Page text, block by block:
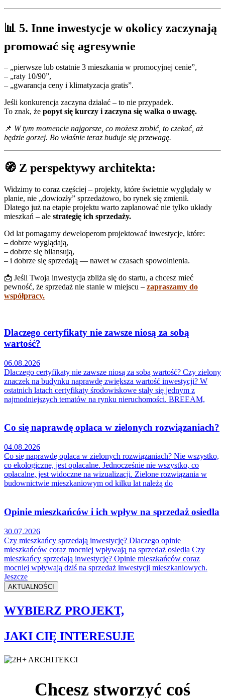
📊 5. Inne inwestycje w okolicy zaczynają
promować się agresywnie
– „pierwsze lub ostatnie 3 mieszkania w promocyjnej cenie”,
– „raty 10/90”,
– „gwarancja ceny i klimatyzacja gratis”.
Jeśli konkurencja zaczyna działać – to nie przypadek.
To znak, że popyt się kurczy i zaczyna się walka o uwagę.
📌 W tym momencie najgorsze, co możesz zrobić, to czekać, aż
będzie gorzej. Bo właśnie teraz buduje się przewagę.
🧭 Z perspektywy architekta:
Widzimy to coraz częściej – projekty, które świetnie wyglądały w
planie, nie „dowiozły” sprzedażowo, bo rynek się zmienił.
Dlatego już na etapie projektu warto zaplanować nie tylko układy
mieszkań – ale strategię ich sprzedaży.
Od lat pomagamy deweloperom projektować inwestycje, które:
– dobrze wyglądają,
– dobrze się bilansują,
– i dobrze się sprzedają — nawet w czasach spowolnienia.
📩 Jeśli Twoja inwestycja zbliża się do startu, a chcesz mieć
pewność, że sprzedaż nie stanie w miejscu – zapraszamy do
współpracy.
Dlaczego certyfikaty nie zawsze niosą za sobą
wartość?
06.08.2026
Dlaczego certyfikaty nie zawsze niosą za sobą wartość? Czy zielony
znaczek na budynku naprawdę zwiększa wartość inwestycji? W
ostatnich latach certyfikaty środowiskowe stały się jednym z
najmodniejszych tematów na rynku nieruchomości. BREEAM,
Co się naprawdę opłaca w zielonych rozwiązaniach?
04.08.2026
Co się naprawdę opłaca w zielonych rozwiązaniach? Nie wszystko,
co ekologiczne, jest opłacalne. Jednocześnie nie wszystko, co
opłacalne, jest widoczne na wizualizacji. Zielone rozwiązania w
budownictwie mieszkaniowym od kilku lat należą do
Opinie mieszkańców i ich wpływ na sprzedaż osiedla
30.07.2026
Czy mieszkańcy sprzedają inwestycję? Dlaczego opinie
mieszkańców coraz mocniej wpływają na sprzedaż osiedla Czy
mieszkańcy sprzedają inwestycję? Opinie mieszkańców coraz
mocniej wpływają dziś na sprzedaż inwestycji mieszkaniowych.
Jeszcze
AKTUALNOŚCI
WYBIERZ PROJEKT,
JAKI CIĘ INTERESUJE
Chcesz stworzyć coś